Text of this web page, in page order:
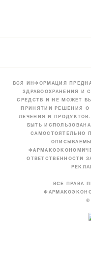
ВСЯ ИНФОРМАЦИЯ
ЗДРАВООХРАНЕНИЯ И
СРЕДСТВ И НЕ МОЖЕТ
ПРИНЯТИИ РЕШЕНИЯ
ЛЕЧЕНИЯ И
БЫТЬ
САМОСТОЯТЕЛЬНО
ОТВЕТСТВЕННОСТИ
ВСЕ ПРАВА
©